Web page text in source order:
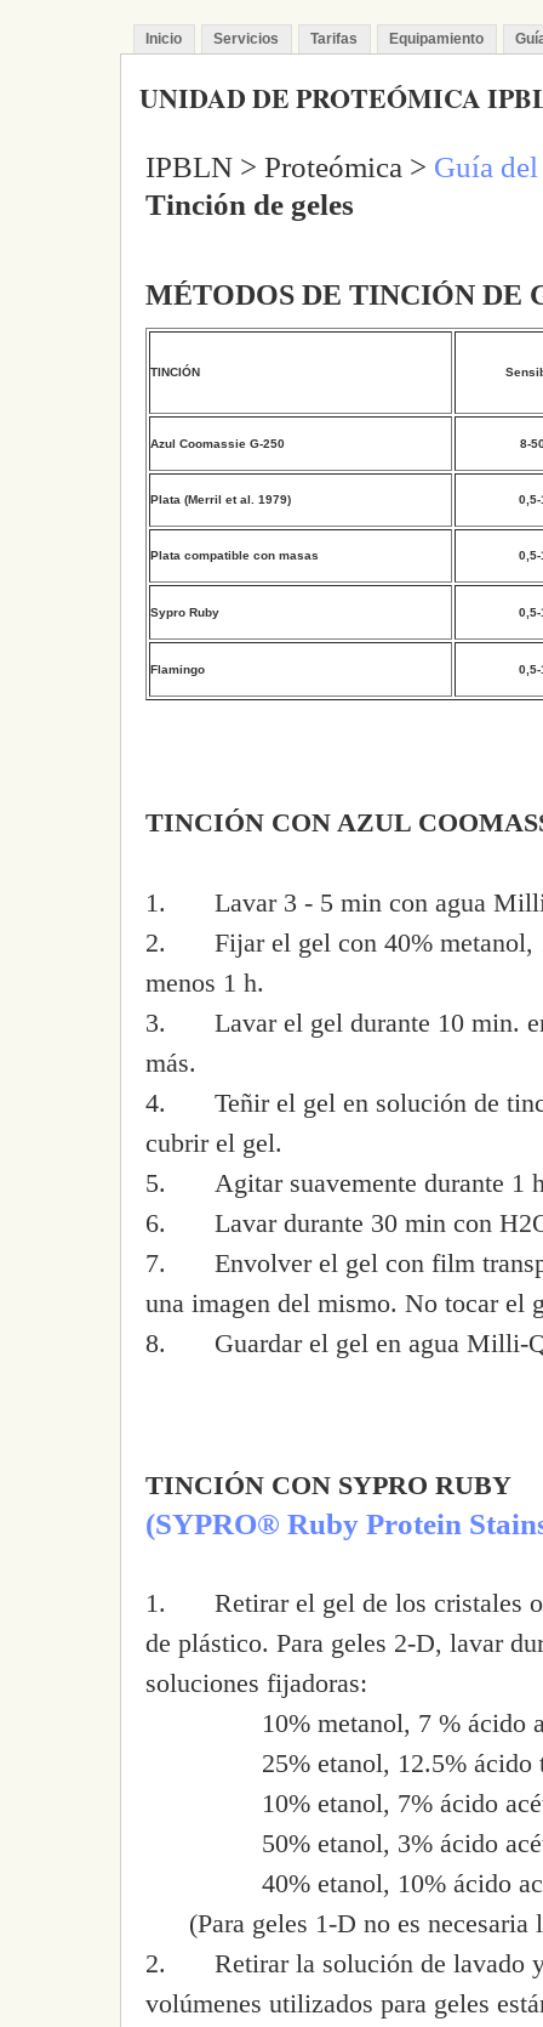
Inicio Servicios Tarifas Equipamiento
UNIDAD DE PROTEÓMICA
IPBLN > Proteómica > Guía
Tinción de geles
MÉTODOS DE TINCIÓN DE
TINCIÓN
Azul Coomassie G-250 8-
Plata (Merril et al. 1979) 0,5-
Plata compatible con masas 0,5-
Sypro Ruby 0,5-
Flamingo 0,5-
TINCIÓN CON AZUL
1.
Lavar 3 - 5 min con agua
2.
Fijar el gel con 40%
menos 1 h.
3.
Lavar el gel durante 10 min.
más.
4.
Teñir el gel en solución de
cubrir el gel.
5.
Agitar suavemente durante 1
6.
Lavar durante 30 min con
7.
Envolver el gel con film
una imagen del mismo. No tocar el
8.
Guardar el gel en agua Milli-
TINCIÓN CON SYPRO RUBY
(SYPRO® Ruby Protein
1.
Retirar el gel de los cristales
de plástico. Para geles 2-D, lavar
soluciones fijadoras:
10% metanol, 7 % ácido
25% etanol, 12.5%
10% etanol, 7% ácido
50% etanol, 3% ácido
40% etanol, 10% ácido
(Para geles 1-D no es
2.
Retirar la solución de lavado
volúmenes utilizados para geles